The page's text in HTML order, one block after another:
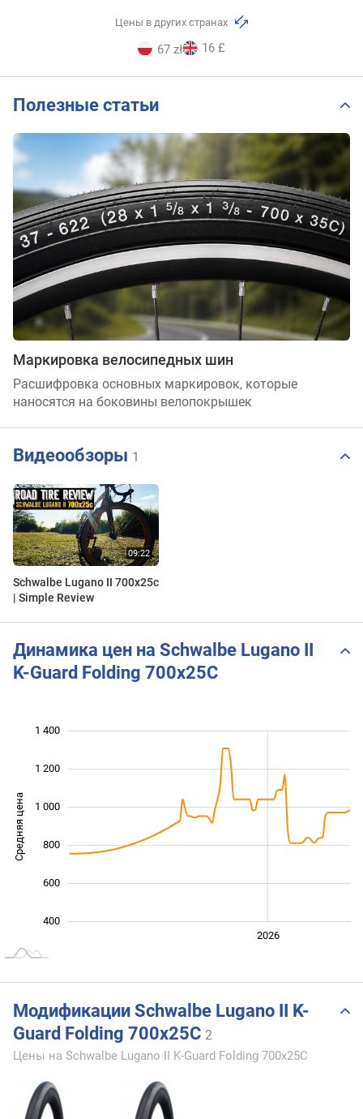
Цены в других странах
67 zł 16 £
Полезные статьи
Маркировка велосипедных шин
Расшифровка основных маркировок, которые
наносятся на боковины велопокрышек
Видеообзоры 1
Schwalbe Lugano II 700x25c
| Simple Review
Динамика цен на Schwalbe Lugano II
K-Guard Folding 700x25C
Средняя цена
400
600
800
1 000
1 200
1 400
2026
Модификации Schwalbe Lugano II K-
Guard Folding 700x25C 2
Цены на Schwalbe Lugano II K-Guard Folding 700x25C